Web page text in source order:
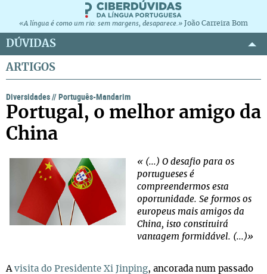
«A língua é como um rio: sem margens, desaparece.» João Carreira Bom
DÚVIDAS
ARTIGOS
Diversidades//Português-Mandarim
Portugal, o melhor amigo da
China
« (...) O desafio para os
portugueses é
compreendermos esta
oportunidade. Se formos os
europeus mais amigos da
China, isto constituirá
vantagem formidável. (...)»
A visita do Presidente Xi Jinping, ancorada num passado